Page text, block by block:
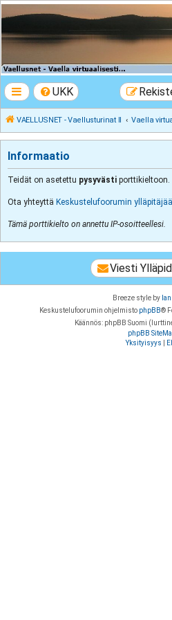
VAELLUSNET -
Vaellusturinat II
UKK
VAELLUSNET - Vaellusturinat II Vaella
Informaatio
Teidät on asetettu pysyvästi porttikieltoon.
Ota yhteyttä Keskustelufoorumin
Tämä porttikielto on annettu IP-osoitteellesi.
Viesti
Breeze style by
Keskustelufoorumin ohjelmisto phpBB®
Käännös: phpBB Suomi
phpBB
Yksityisyys